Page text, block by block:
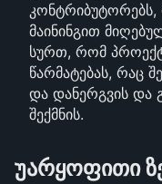
მაინინგით
სურთ, რომ
წარმატებას, რაც
და დანერგვის და
შექმნის.
უარყოფითი